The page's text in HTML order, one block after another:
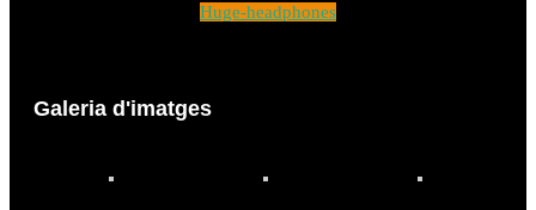
Huge-headphones
Galeria d'imatges